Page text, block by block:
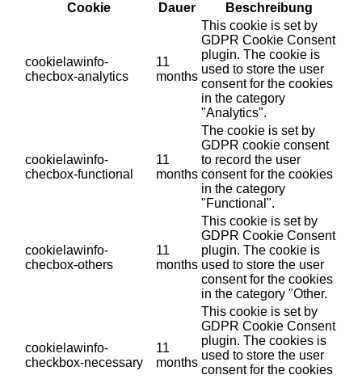
Cookie
Dauer Beschreibung
cookielawinfo-
checbox-analytics
11
months
This cookie is set by
GDPR Cookie Consent
plugin. The cookie is
used to store the user
consent for the cookies
in the category
"Analytics".
cookielawinfo-
checbox-functional
11
months
The cookie is set by
GDPR cookie consent
to record the user
consent for the cookies
in the category
"Functional".
cookielawinfo-
checbox-others
11
months
This cookie is set by
GDPR Cookie Consent
plugin. The cookie is
used to store the user
consent for the cookies
in the category "Other.
cookielawinfo-
checkbox-necessary
11
months
This cookie is set by
GDPR Cookie Consent
plugin. The cookies is
used to store the user
consent for the cookies